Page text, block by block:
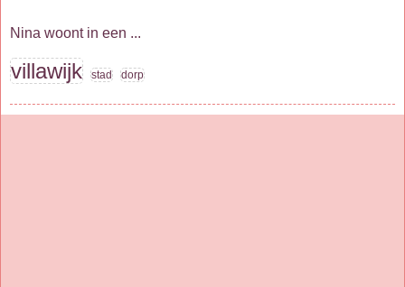
Nina woont in een ...
villawijk stad dorp